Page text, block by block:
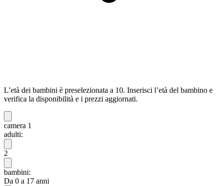
L’età dei bambini è preselezionata a 10. Inserisci l’età del bambino e
verifica la disponibilità e i prezzi aggiornati.
camera 1
adulti:
2
bambini:
Da 0 a 17 anni